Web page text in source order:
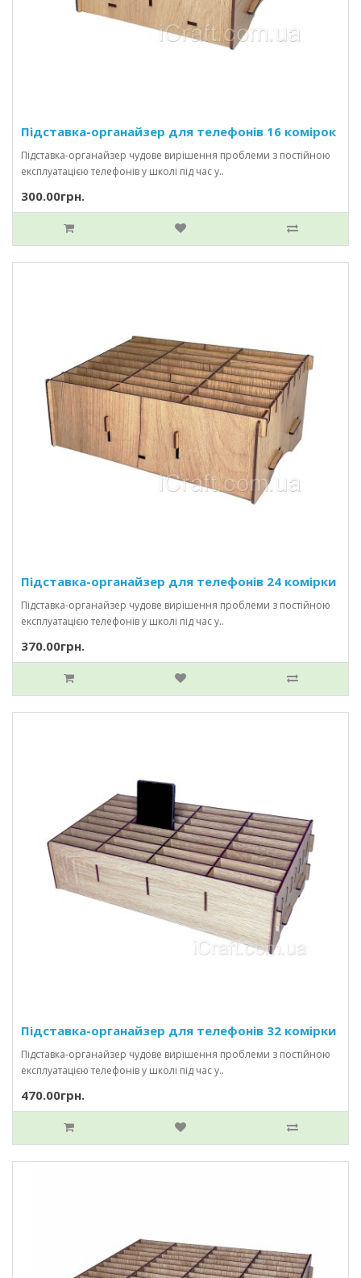
Підставка-органайзер для телефонів 16 комірок
Підставка-органайзер чудове вирішення проблеми з постійною
експлуатацією телефонів у школі під час у..
300.00грн.
Підставка-органайзер для телефонів 24 комірки
Підставка-органайзер чудове вирішення проблеми з постійною
експлуатацією телефонів у школі під час у..
370.00грн.
Підставка-органайзер для телефонів 32 комірки
Підставка-органайзер чудове вирішення проблеми з постійною
експлуатацією телефонів у школі під час у..
470.00грн.